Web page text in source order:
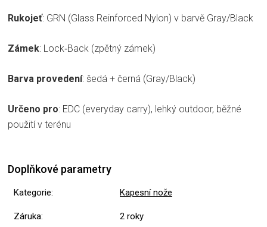
Rukojeť: GRN (Glass Reinforced Nylon) v barvě Gray/Black
Zámek: Lock‑Back (zpětný zámek)
Barva provedení: šedá + černá (Gray/Black)
Určeno pro: EDC (everyday carry), lehký outdoor, běžné
použití v terénu
Doplňkové parametry
Kategorie: Kapesní nože
Záruka: 2 roky